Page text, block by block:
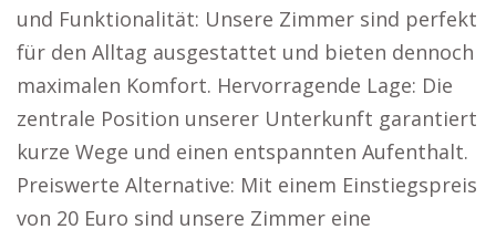
und Funktionalität: Unsere Zimmer sind perfekt
für den Alltag ausgestattet und bieten dennoch
maximalen Komfort. Hervorragende Lage: Die
zentrale Position unserer Unterkunft garantiert
kurze Wege und einen entspannten Aufenthalt.
Preiswerte Alternative: Mit einem Einstiegspreis
von 20 Euro sind unsere Zimmer eine